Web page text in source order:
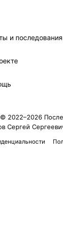
и последования
© 2022–2026
Сергей